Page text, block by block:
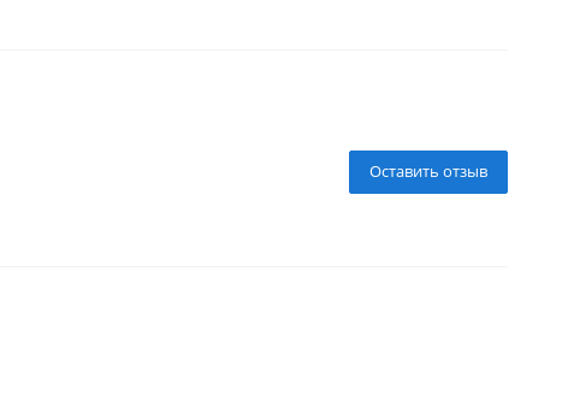
Оставить отзыв